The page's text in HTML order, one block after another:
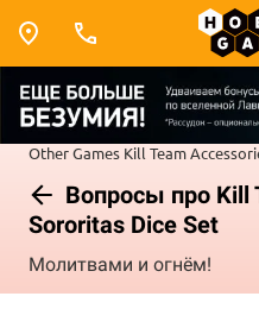
Other Games Kill Team
Вопросы про Kill
Sororitas Dice Set
Молитвами и огнём!